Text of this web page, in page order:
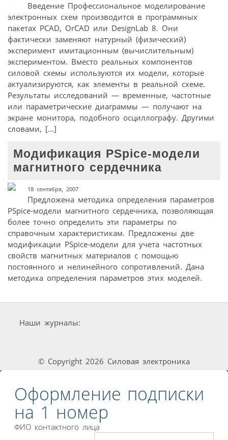
Введение Профессиональное моделирование
электронных схем производится в программных
пакетах PCAD, OrCAD или DesignLab 8. Они
фактически заменяют натурный (физический)
эксперимент имитационным (вычислительным)
экспериментом. Вместо реальных компонентов
силовой схемы используются их модели, которые
актуализируются, как элементы в реальной схеме.
Результаты исследований — временные, частотные
или параметрические диаграммы — получают на
экране монитора, подобного осциллографу. Другими
словами, […]
Модификация PSpice-модели
магнитного сердечника
18 сентября, 2007
Предложена методика определения параметров
PSpice-модели магнитного сердечника, позволяющая
более точно определить эти параметры по
справочным характеристикам. Предложены две
модификации PSpice-модели для учета частотных
свойств магнитных материалов с помощью
постоянного и нелинейного сопротивлений. Дана
методика определения параметров этих моделей.
Наши журналы:
© Copyright 2026 Силовая электроника
Оформление подписки
на 1 номер
ФИО контактного лица